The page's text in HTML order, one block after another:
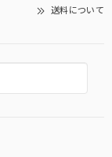
送料について